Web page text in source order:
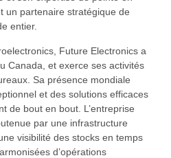
un partenaire stratégique de
entier.
Future Electronics a
Canada, et exerce ses activités
Sa présence mondiale
et des solutions efficaces
de bout en bout. L’entreprise
par une infrastructure
visibilité des stocks en temps
d’opérations